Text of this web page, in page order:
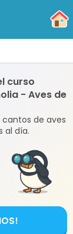
curso
- Aves de
de aves
al día.